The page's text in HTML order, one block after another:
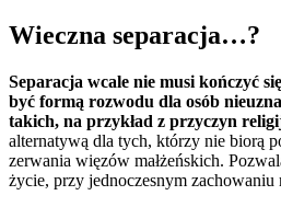
Wieczna separacja…?
Separacja wcale nie musi kończyć
być formą rozwodu dla osób
takich, na przykład z przyczyn
alternatywą dla tych, którzy nie biorą
zerwania więzów małżeńskich.
życie, przy jednoczesnym zachowaniu